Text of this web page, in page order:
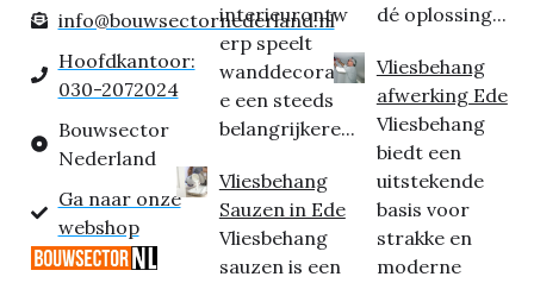
info@bouwsectornederland.nl
Hoofdkantoor:
030-2072024
Bouwsector
Nederland
Ga naar onze
webshop
interieurontw
erp speelt
wanddecorati
e een steeds
belangrijkere...
Vliesbehang
Sauzen in Ede
Vliesbehang
sauzen is een
dé oplossing...
Vliesbehang
afwerking Ede
Vliesbehang
biedt een
uitstekende
basis voor
strakke en
moderne